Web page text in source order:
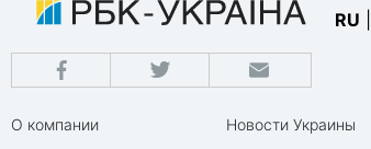
RU
О компании
Новости Украины